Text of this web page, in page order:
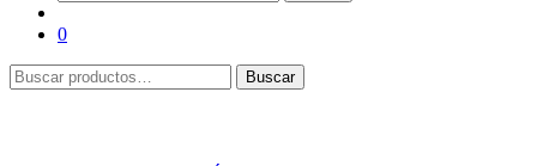
por:
0
Buscar
por:
Buscar